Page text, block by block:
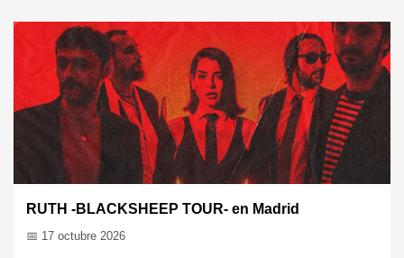
Ramoncín en Madrid
📅 22 oct 2026